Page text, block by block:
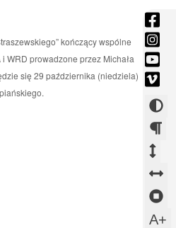
-
się
w
-
się
w
-
się
w
się
w
A+
kończący wspólne
WRD prowadzone przez Michała
się 29 października (niedziela) o